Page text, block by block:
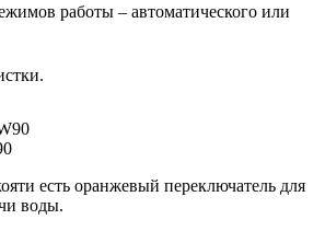
работы – автоматического или
есть оранжевый переключатель для
воды.